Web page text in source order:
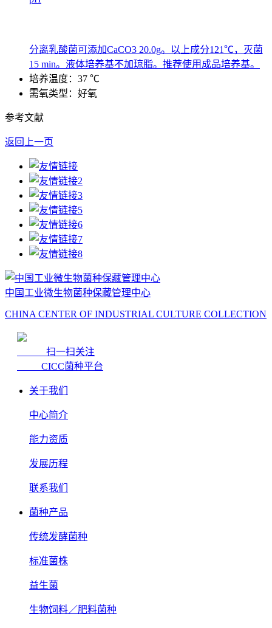
分离乳酸菌可添加CaCO3 20.0g。以上成分121℃，灭菌
15 min。液体培养基不加琼脂。推荐使用成品培养基。
培养温度：37 ℃
需氧类型：好氧
参考文献
返回上一页
中国工业微生物菌种保藏管理中心
CHINA CENTER OF INDUSTRIAL CULTURE COLLECTION
扫一扫关注
CICC菌种平台
关于我们
中心简介
能力资质
发展历程
联系我们
菌种产品
传统发酵菌种
标准菌株
益生菌
生物饲料／肥料菌种